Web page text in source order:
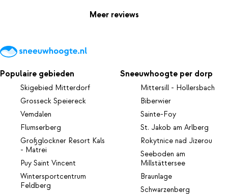
Meer reviews
Populaire gebieden
Skigebied Mitterdorf
Grosseck Speiereck
Vemdalen
Flumserberg
Großglockner Resort Kals
- Matrei
Puy Saint Vincent
Wintersportcentrum
Feldberg
Sneeuwhoogte per dorp
Mittersill - Hollersbach
Biberwier
Sainte-Foy
St. Jakob am Arlberg
Rokytnice nad Jizerou
Seeboden am
Millstättersee
Braunlage
Schwarzenberg